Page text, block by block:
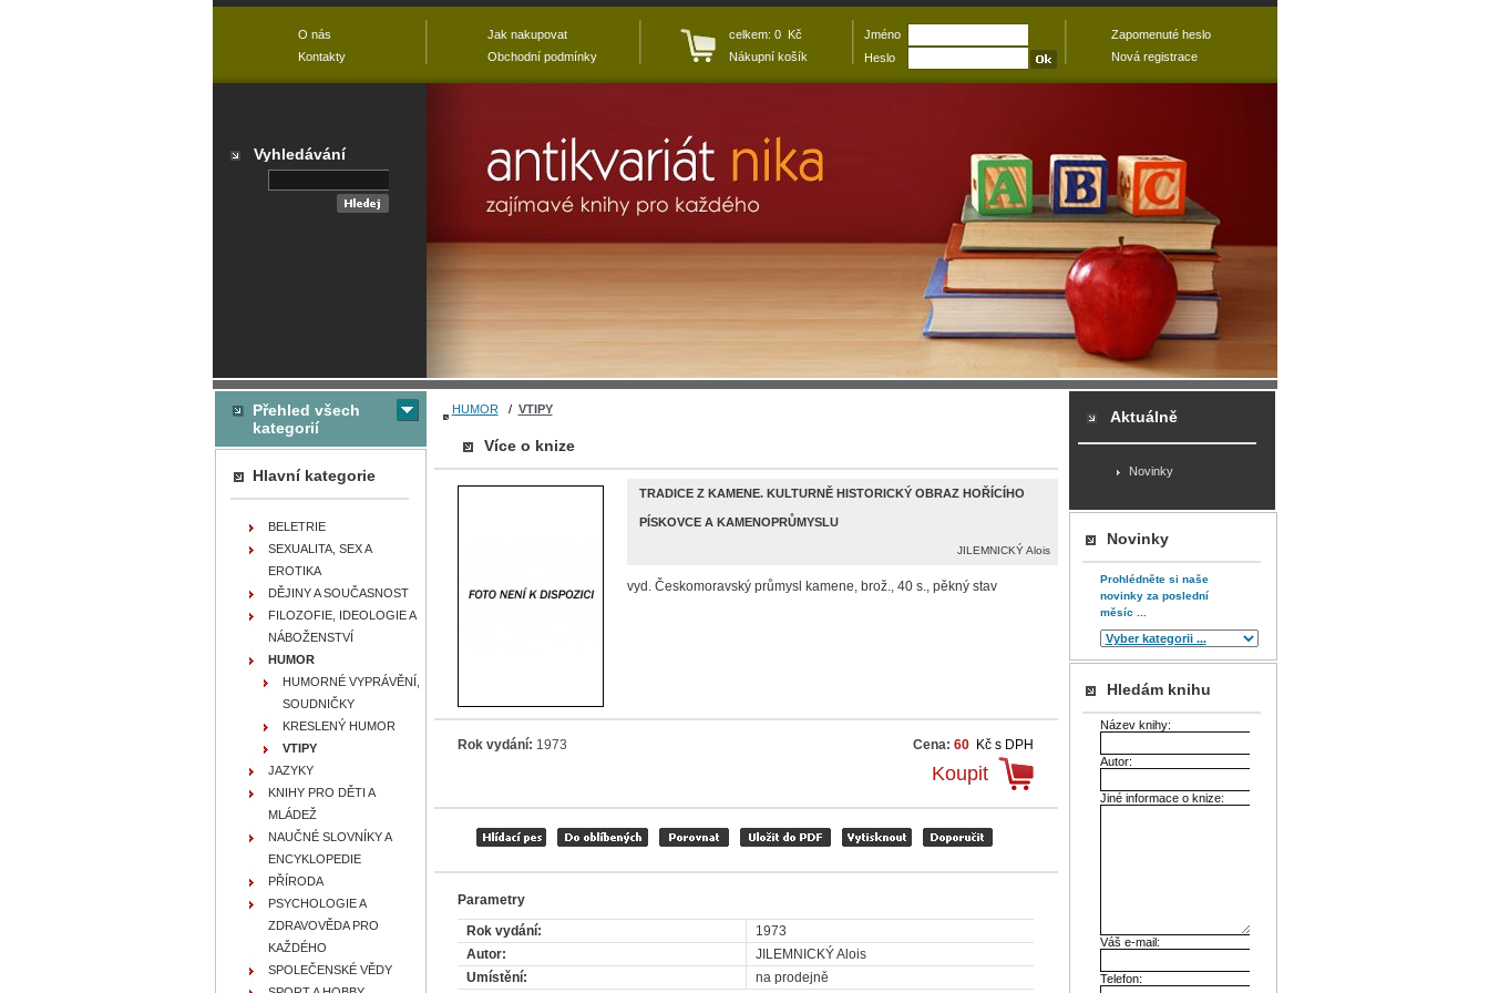
HUMOR / VTIPY
Více o knize
TRADICE Z KAMENE. KULTURNĚ HISTORICKÝ OBRAZ HOŘÍCÍHO
PÍSKOVCE A KAMENOPRŮMYSLU
JILEMNICKÝ Alois
vyd. Českomoravský průmysl kamene, brož., 40 s., pěkný stav
Rok vydání: 1973 Cena: 60 Kč s DPH
Koupit
Parametry
Rok vydání:
1973
Autor:
JILEMNICKÝ Alois
Umístění:
na prodejně
Přehled všech
kategorií
Hlavní kategorie
BELETRIE
SEXUALITA, SEX A
EROTIKA
DĚJINY A SOUČASNOST
FILOZOFIE, IDEOLOGIE A
NÁBOŽENSTVÍ
HUMOR
HUMORNÉ VYPRÁVĚNÍ,
SOUDNIČKY
KRESLENÝ HUMOR
VTIPY
JAZYKY
KNIHY PRO DĚTI A
MLÁDEŽ
NAUČNÉ SLOVNÍKY A
ENCYKLOPEDIE
PŘÍRODA
PSYCHOLOGIE A
ZDRAVOVĚDA PRO
KAŽDÉHO
SPOLEČENSKÉ VĚDY
Aktuálně
Novinky
Novinky
Prohlédněte si naše
novinky za poslední
měsíc ...
Hledám knihu
Název knihy:
Autor:
Jiné informace o knize:
Váš e-mail:
Telefon:
O nás
Kontakty
Jak nakupovat
Obchodní podmínky
celkem: 0 Kč
Nákupní košík
Jméno
Heslo
Zapomenuté heslo
Nová registrace
Vyhledávání